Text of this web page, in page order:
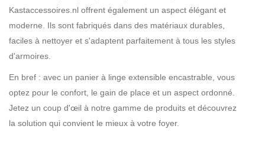
Kastaccessoires.nl offrent également un aspect élégant et
moderne. Ils sont fabriqués dans des matériaux durables,
faciles à nettoyer et s'adaptent parfaitement à tous les styles
d'armoires.
En bref : avec un panier à linge extensible encastrable, vous
optez pour le confort, le gain de place et un aspect ordonné.
Jetez un coup d'œil à notre gamme de produits et découvrez
la solution qui convient le mieux à votre foyer.